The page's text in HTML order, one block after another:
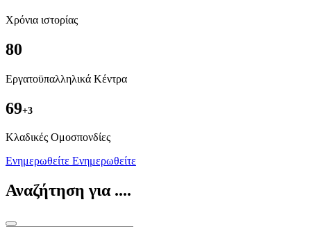
Χρόνια ιστορίας
80
Εργατοϋπαλληλικά Κέντρα
69+3
Kλαδικές Ομοσπονδίες
Ενημερωθείτε Ενημερωθείτε
Αναζήτηση για ....